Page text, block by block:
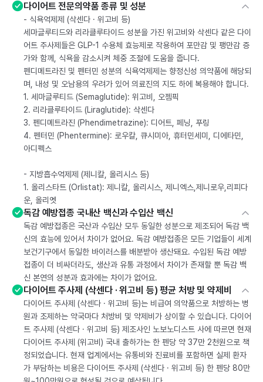
다이어트 전문의약품 종류 및 성분
- 식욕억제제 (삭센다 · 위고비 등)
세마글루티드와 리라클루타이드 성분을 가진 위고비와 삭센다 같은 다이
어트 주사제들은 GLP-1 수용체 효능제로 작용하여 포만감 및 팽만감 증
가와 함께, 식욕을 감소시켜 체중 조절에 도움을 줍니다.
펜디메트라진 및 펜터민 성분의 식욕억제제는 향정신성 의약품에 해당되
며, 내성 및 오남용의 우려가 있어 의료진의 지도 하에 복용해야 합니다.
1. 세마글루티드 (Semaglutide): 위고비, 오젬픽
2. 리라클루타이드 (Liraglutide): 삭센다
3. 펜디메트라진 (Phendimetrazine): 디어트, 페닝, 푸링
4. 펜터민 (Phentermine): 로우칼, 큐시미아, 휴터민세미, 디에타민,
아디펙스
- 지방흡수억제제 (제니칼, 올리시스 등)
1. 올리스타트 (Orlistat): 제니칼, 올리시스, 제니엑스,제니로우,리피다
운, 올리엣
독감 예방접종 국내산 백신과 수입산 백신
독감 예방접종은 국산과 수입산 모두 동일한 성분으로 제조되어 독감 백
신의 효능에 있어서 차이가 없어요. 독감 예방접종은 모든 기업들이 세계
보건기구에서 동일한 바이러스를 배분받아 생산돼요. 수입된 독감 예방
접종이 더 비싸더라도, 생산과 유통 과정에서 차이가 존재할 뿐 독감 백
신 본연의 성분과 효과에는 차이가 없어요.
다이어트 주사제 (삭센다 · 위고비 등) 평균 처방 및 약제비
다이어트 주사제 (삭센다 · 위고비 등)는 비급여 의약품으로 처방하는 병
원과 조제하는 약국마다 처방비 및 약제비가 상이할 수 있습니다. 다이어
트 주사제 (삭센다 · 위고비 등) 제조사인 노보노디스트 사에 따르면 현재
다이어트 주사제 (위고비) 국내 출하가는 한 펜당 약 37만 2천원으로 책
정되었습니다. 현재 업계에서는 유통비와 진료비를 포함하면 실제 환자
가 부담하는 비용은 다이어트 주사제 (삭센다 · 위고비 등) 한 펜당 80만